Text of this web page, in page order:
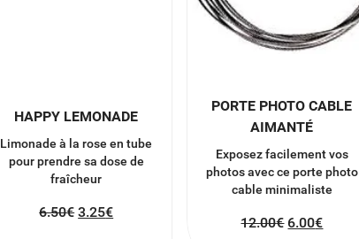
HAPPY LEMONADE
Limonade à la rose en tube
pour prendre sa dose de
fraîcheur
6.50€ 3.25€
PORTE PHOTO CABLE
AIMANTÉ
Exposez facilement vos
photos avec ce porte photo
cable minimaliste
12.00€ 6.00€